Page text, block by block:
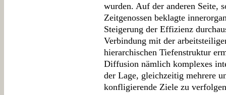
wurden. Auf der anderen Seite,
Zeitgenossen beklagte
Steigerung der Effizienz
Verbindung mit der
hierarchischen Tiefenstruktur
Diffusion nämlich komplexes
der Lage, gleichzeitig mehrere
konfligierende Ziele zu